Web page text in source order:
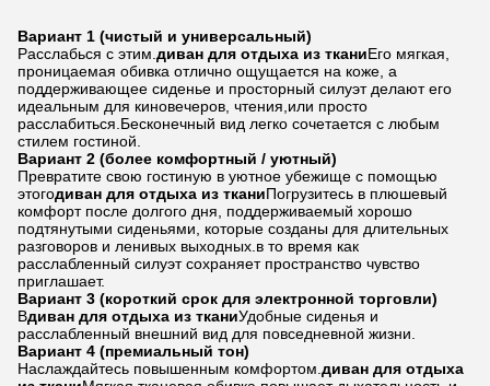
Вариант 1 (чистый и универсальный)
Расслабься с этим. диван для отдыха из тканиЕго мягкая,
проницаемая обивка отлично ощущается на коже, а
поддерживающее сиденье и просторный силуэт делают его
идеальным для киновечеров, чтения,или просто
расслабиться.Бесконечный вид легко сочетается с любым
стилем гостиной.
Вариант 2 (более комфортный / уютный)
Превратите свою гостиную в уютное убежище с помощью
этогодиван для отдыха из тканиПогрузитесь в плюшевый
комфорт после долгого дня, поддерживаемый хорошо
подтянутыми сиденьями, которые созданы для длительных
разговоров и ленивых выходных.в то время как
расслабленный силуэт сохраняет пространство чувство
приглашает.
Вариант 3 (короткий срок для электронной торговли)
Вдиван для отдыха из тканиУдобные сиденья и
расслабленный внешний вид для повседневной жизни.
Вариант 4 (премиальный тон)
Наслаждайтесь повышенным комфортом. диван для отдыха